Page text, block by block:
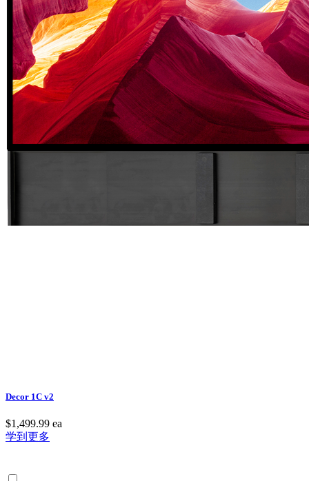
Decor 1C v2
$1,499.99 ea
学到更多